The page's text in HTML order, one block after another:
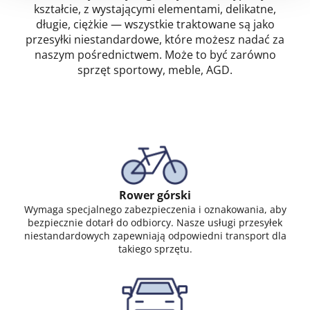
kształcie, z wystającymi elementami, delikatne,
długie, ciężkie — wszystkie traktowane są jako
przesyłki niestandardowe, które możesz nadać za
naszym pośrednictwem. Może to być zarówno
sprzęt sportowy, meble, AGD.
Rower górski
Wymaga specjalnego zabezpieczenia i oznakowania, aby
bezpiecznie dotarł do odbiorcy. Nasze usługi przesyłek
niestandardowych zapewniają odpowiedni transport dla
takiego sprzętu.